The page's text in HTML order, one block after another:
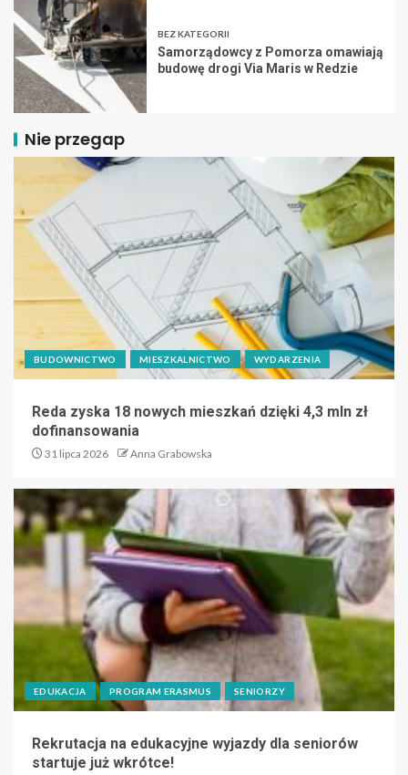
BEZ KATEGORII
Samorządowcy z Pomorza omawiają
budowę drogi Via Maris w Redzie
Nie przegap
BUDOWNICTWO MIESZKALNICTWO WYDARZENIA
Reda zyska 18 nowych mieszkań dzięki 4,3 mln zł
dofinansowania
31 lipca 2026 Anna Grabowska
EDUKACJA PROGRAM ERASMUS SENIORZY
Rekrutacja na edukacyjne wyjazdy dla seniorów
startuje już wkrótce!